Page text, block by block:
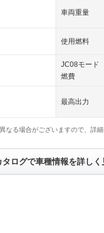
車両重量
使用燃料
JC08モード
燃費
最高出力
る場合がございますので、詳細
タログで車種情報を詳しく